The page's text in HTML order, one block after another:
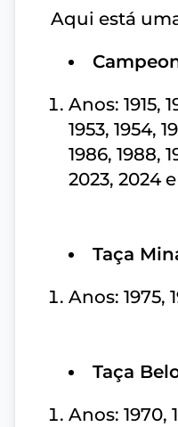
Aqui está
Anos: 1915,
1953, 1954,
1986, 1988,
2023, 2024
Taça
Anos: 1975,
Taça
Anos: 1970,